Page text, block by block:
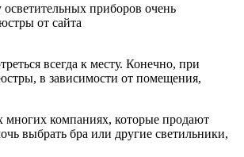
приборов очень
от сайта
всегда к месту. Конечно, при
в зависимости от помещения,
многих компаниях, которые продают
выбрать бра или другие светильники,